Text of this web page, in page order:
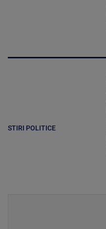
STIRI POLITICE